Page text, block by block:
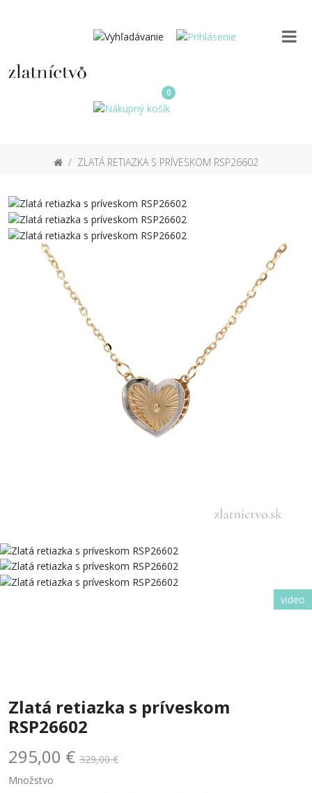
0
ZLATÁ RETIAZKA S PRÍVESKOM RSP26602
video
Zlatá retiazka s príveskom
RSP26602
295,00 € 329,00 €
Množstvo